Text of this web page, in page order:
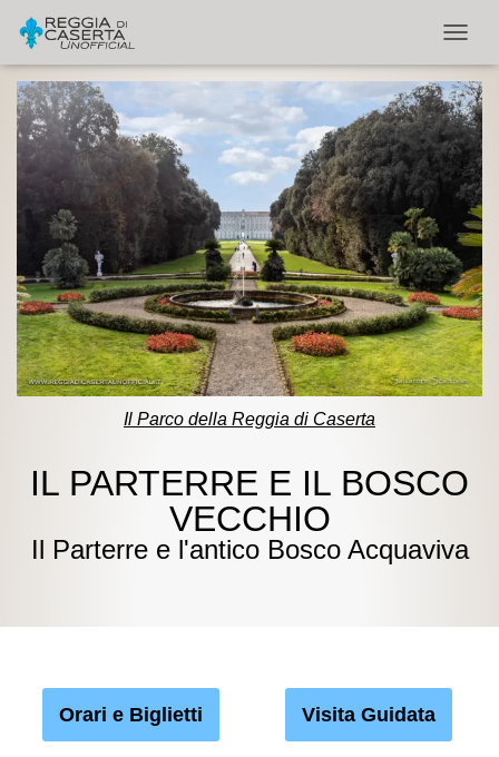
Il Parco della Reggia di Caserta
IL PARTERRE E IL BOSCO
VECCHIO
Il Parterre e l'antico Bosco Acquaviva
Orari e Biglietti Visita Guidata